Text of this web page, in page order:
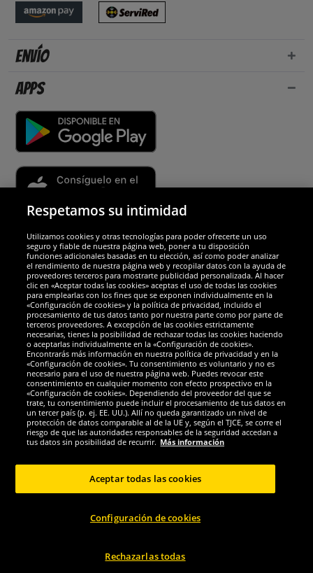
Envío
Apps
Socios y seguridad
Galardones
Redes sociales
Todos los derechos reservados
se aplica a clientes con una suscripción activa al DealClub.
Respetamos su intimidad
Utilizamos cookies y otras tecnologías para poder ofrecerte un uso
seguro y fiable de nuestra página web, poner a tu disposición
funciones adicionales basadas en tu elección, así como poder analizar
el rendimiento de nuestra página web y recopilar datos con la ayuda de
proveedores terceros para mostrarte publicidad personalizada. Al hacer
clic en «Aceptar todas las cookies» aceptas el uso de todas las cookies
para emplearlas con los fines que se exponen individualmente en la
«Configuración de cookies» y la política de privacidad, incluido el
procesamiento de tus datos tanto por nuestra parte como por parte de
terceros proveedores. A excepción de las cookies estrictamente
necesarias, tienes la posibilidad de rechazar todas las cookies haciendo
o aceptarlas individualmente en la «Configuración de cookies».
Encontrarás más información en nuestra política de privacidad y en la
«Configuración de cookies». Tu consentimiento es voluntario y no es
necesario para el uso de nuestra página web. Puedes revocar este
consentimiento en cualquier momento con efecto prospectivo en la
«Configuración de cookies». Dependiendo del proveedor del que se
trate, tu consentimiento puede incluir el procesamiento de tus datos en
un tercer país (p. ej. EE. UU.). Allí no queda garantizado un nivel de
protección de datos comparable al de la UE y, según el TJCE, se corre el
riesgo de que las autoridades responsables de la seguridad accedan a
tus datos sin posibilidad de recurrir. Más información
Configuración de cookies
Rechazarlas todas
Aceptar todas las cookies